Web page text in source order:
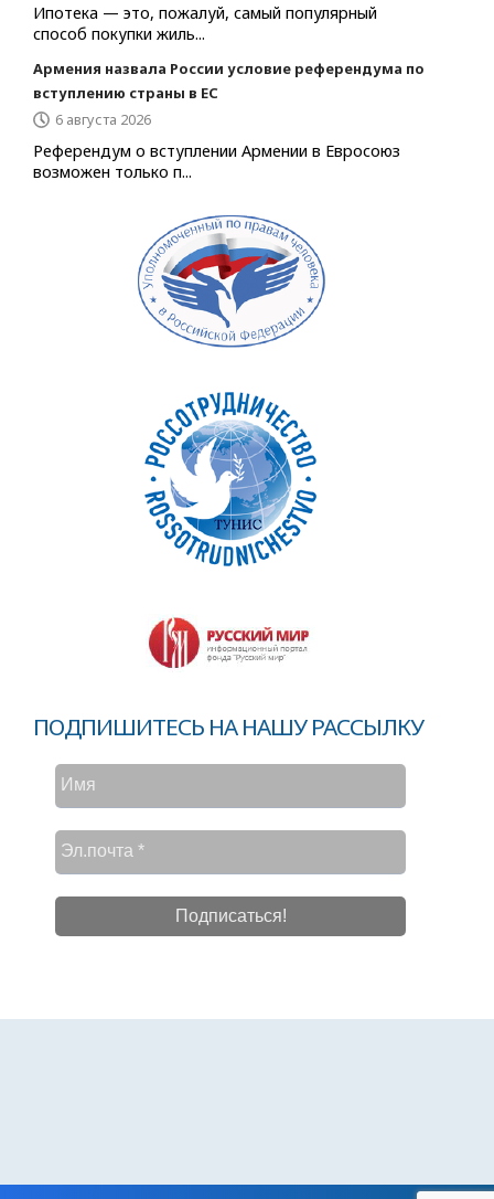
Ипотека — это, пожалуй, самый популярный
способ покупки жиль...
Армения назвала России условие референдума по
вступлению страны в ЕС
6 августа 2026
Референдум о вступлении Армении в Евросоюз
возможен только п...
ПОДПИШИТЕСЬ НА НАШУ РАССЫЛКУ